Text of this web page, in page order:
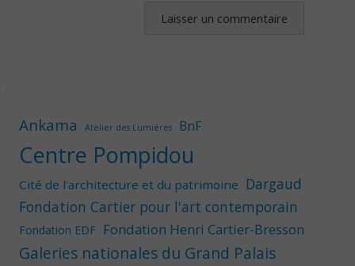
Ankama Atelier des Lumières BnF
Centre Pompidou
Cité de l'architecture et du patrimoine Dargaud
Fondation Cartier pour l'art contemporain
Fondation EDF Fondation Henri Cartier-Bresson
Galeries nationales du Grand Palais